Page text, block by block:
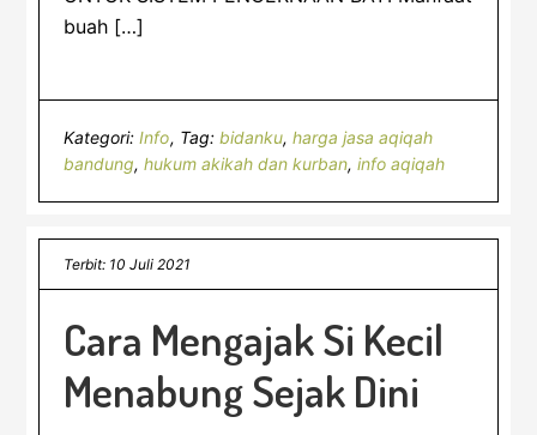
buah […]
Kategori:Info Tag:bidanku,harga jasa aqiqah
bandung,hukum akikah dan kurban,info aqiqah
Terbit: 10 Juli 2021
Cara Mengajak Si Kecil
Menabung Sejak Dini